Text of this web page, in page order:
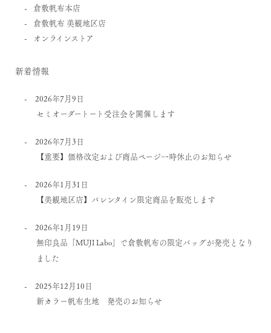
倉敷帆布本店
倉敷帆布 美観地区店
オンラインストア
新着情報
2026年7月9日
セミオーダートート受注会を開催します
2026年7月3日
【重要】価格改定および商品ページ一時休止のお知らせ
2026年1月31日
【美観地区店】バレンタイン限定商品を販売します
2026年1月19日
無印良品「MUJI Labo」で倉敷帆布の限定バッグが発売となり
ました
2025年12月10日
新カラー帆布生地 発売のお知らせ